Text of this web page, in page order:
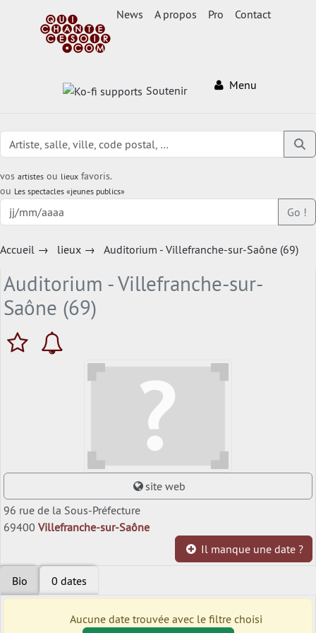
News A propos Pro Contact
Soutenir Menu
vos artistes ou lieux favoris.
ou Les spectacles «jeunes publics»
Go !
Accueil → lieux → Auditorium - Villefranche-sur-Saône (69)
Auditorium - Villefranche-sur-
Saône (69)
site web
96 rue de la Sous-Préfecture
69400 Villefranche-sur-Saône
Il manque une date ?
Bio 0 dates
Aucune date trouvée avec le filtre choisi